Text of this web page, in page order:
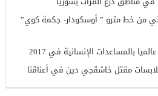
نظيره الروسي القضايا الأمنية
من خط مترو ” أوسكودار- جكمة كوي”